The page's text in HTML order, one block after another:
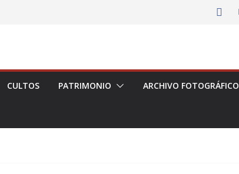
CULTOS PATRIMONIO ARCHIVO FOTOGRÁFICO